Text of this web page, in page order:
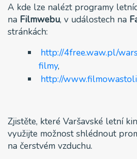
A kde lze nalézt programy
na Filmwebu, v událostech na
stránkách:
http://4free.waw.pl/
filmy,
http://
Zjistěte, které Varšavské letní
využijte možnost shlédnout
na čerstvém vzduchu.